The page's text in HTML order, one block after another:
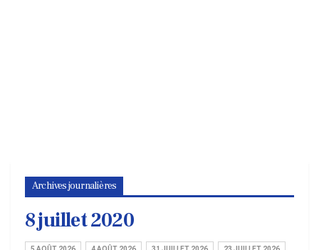
Archives journalières
8 juillet 2020